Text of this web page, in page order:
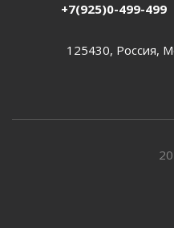
+7(925)0-499-499
125430, Россия,